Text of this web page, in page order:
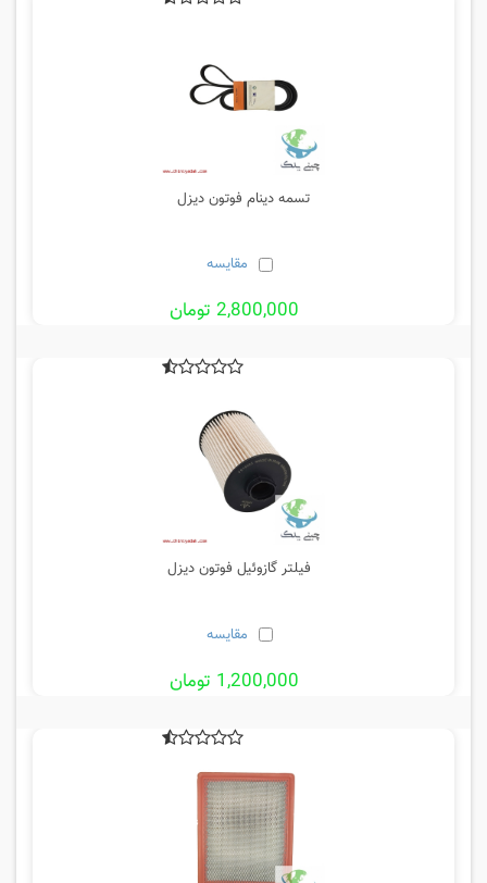
تسمه دینام فوتون دیزل
مقایسه
2,800,000 تومان
فیلتر گازوئیل فوتون دیزل
مقایسه
1,200,000 تومان